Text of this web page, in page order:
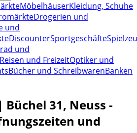
MöbelhäuserKleidung, Schuhe
Drogerien und
und
DiscounterSportgeschäfte
und
Reisen und FreizeitOptiker und
Bücher und SchreibwarenBanken
31, Neuss -
und